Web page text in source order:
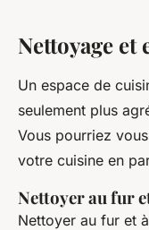
Nettoyage et
Un espace de
seulement plus
Vous pourriez
votre cuisine en
Nettoyer au fur
Nettoyer au fur et